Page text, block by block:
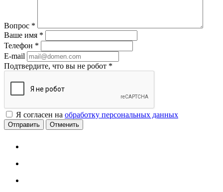
Вопрос *
Ваше имя *
Телефон *
E-mail
Подтвердите, что вы не робот *
Я согласен на обработку персональных данных
Отменить